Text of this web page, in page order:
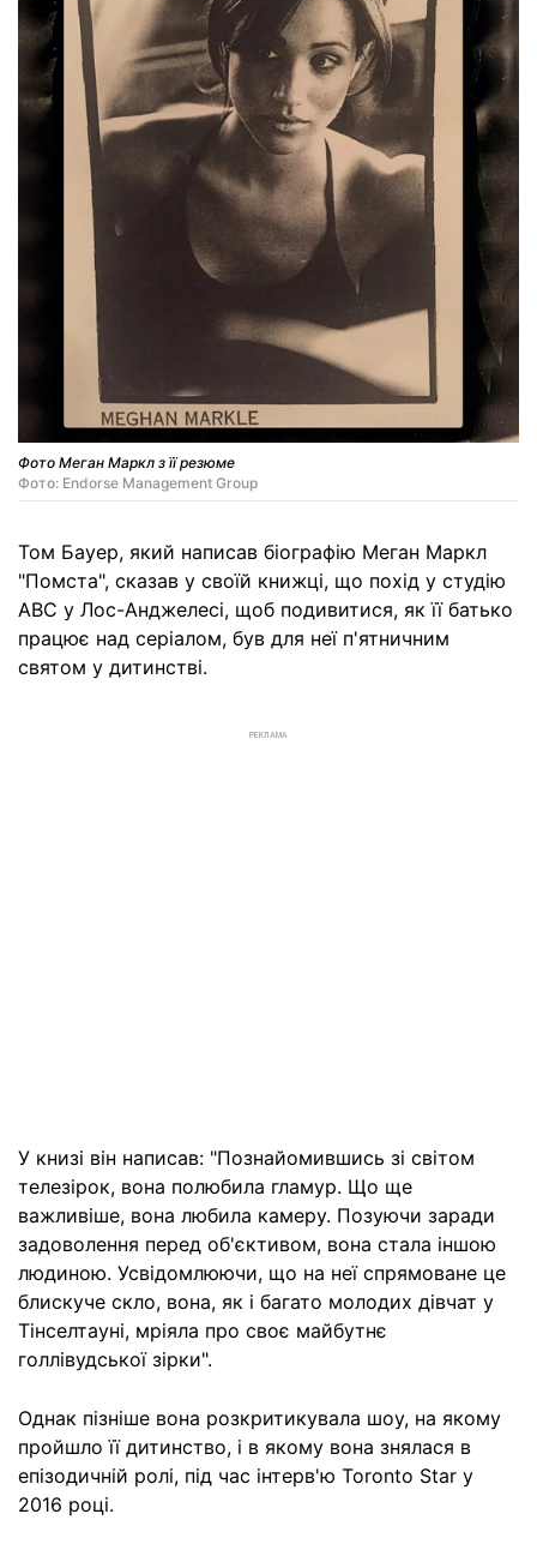
Фото Меган Маркл з її резюме
Фото: Endorse Management Group
Том Бауер, який написав біографію Меган Маркл
"Помста", сказав у своїй книжці, що похід у студію
ABC у Лос-Анджелесі, щоб подивитися, як її батько
працює над серіалом, був для неї п'ятничним
святом у дитинстві.
РЕКЛАМА
У книзі він написав: "Познайомившись зі світом
телезірок, вона полюбила гламур. Що ще
важливіше, вона любила камеру. Позуючи заради
задоволення перед об'єктивом, вона стала іншою
людиною. Усвідомлюючи, що на неї спрямоване це
блискуче скло, вона, як і багато молодих дівчат у
Тінселтауні, мріяла про своє майбутнє
голлівудської зірки".
Однак пізніше вона розкритикувала шоу, на якому
пройшло її дитинство, і в якому вона знялася в
епізодичній ролі, під час інтерв'ю Toronto Star у
2016 році.